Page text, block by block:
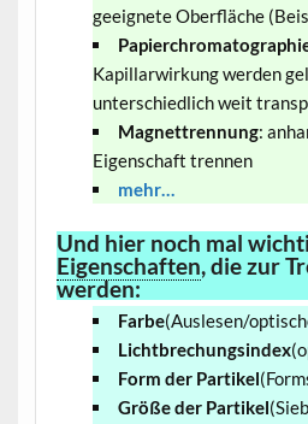
geeignete Oberfläche
Kapillarwirkung werden
unterschiedlich weit
Magnettrennung:
Eigenschaft trennen
mehr…
Und hier noch mal
Eigenschaften, die zur
werden:
Farbe(Auslesen/
Lichtbrechungsindex
Form der Partikel
Größe der Partikel